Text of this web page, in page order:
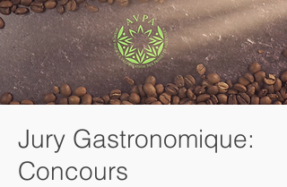
Jury Gastronomique:
Concours